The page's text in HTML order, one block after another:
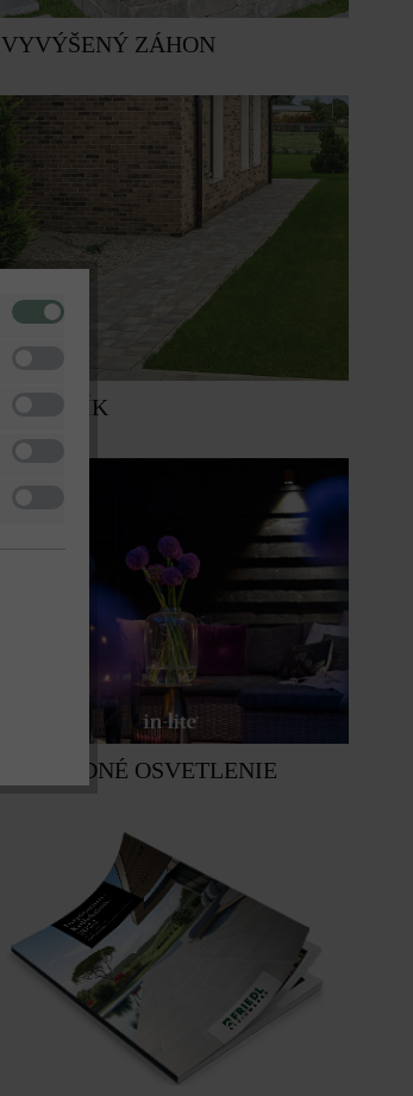
VYVÝŠENÝ ZÁHON
CHODNÍK
ZÁHRADNÉ OSVETLENIE